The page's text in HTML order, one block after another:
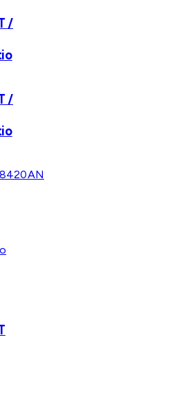
/
/